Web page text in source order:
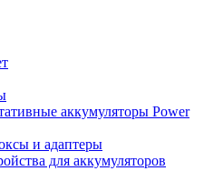
аккумуляторы Power
и адаптеры
для аккумуляторов